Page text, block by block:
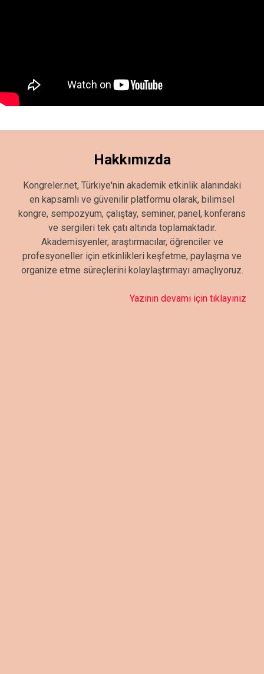
Hakkımızda
Kongreler.net, Türkiye'nin akademik etkinlik alanındaki
en kapsamlı ve güvenilir platformu olarak, bilimsel
kongre, sempozyum, çalıştay, seminer, panel, konferans
ve sergileri tek çatı altında toplamaktadır.
Akademisyenler, araştırmacılar, öğrenciler ve
profesyoneller için etkinlikleri keşfetme, paylaşma ve
organize etme süreçlerini kolaylaştırmayı amaçlıyoruz.
Yazının devamı için tıklayınız